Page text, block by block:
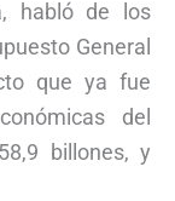
habló de los
General
que ya fue
del
billones, y